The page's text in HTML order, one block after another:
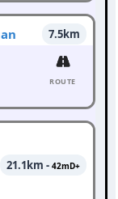
7.5km
ROUTE
21.1km - 42mD+